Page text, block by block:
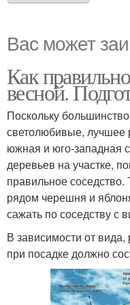
Вас может
Как
весной.
Поскольку
светолюбивые, лучшее
южная и юго-западная
деревьев на участке,
правильное соседство.
рядом черешня и
сажать по соседству с
В зависимости от
при посадке должно